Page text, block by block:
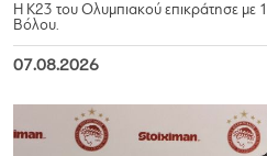
Η Κ23 του Ολυμπιακού επικράτησε με
Βόλου.
07.08.2026